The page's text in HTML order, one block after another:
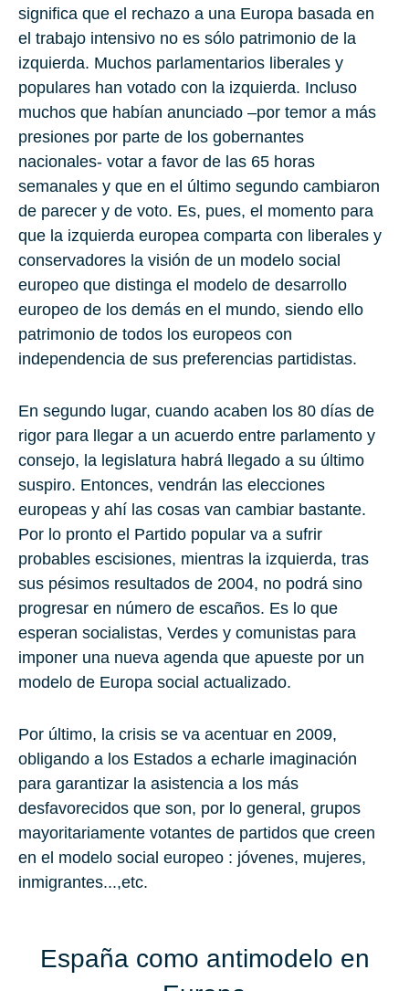
significa que el rechazo a una Europa basada en
el trabajo intensivo no es sólo patrimonio de la
izquierda. Muchos parlamentarios liberales y
populares han votado con la izquierda. Incluso
muchos que habían anunciado –por temor a más
presiones por parte de los gobernantes
nacionales- votar a favor de las 65 horas
semanales y que en el último segundo cambiaron
de parecer y de voto. Es, pues, el momento para
que la izquierda europea comparta con liberales y
conservadores la visión de un modelo social
europeo que distinga el modelo de desarrollo
europeo de los demás en el mundo, siendo ello
patrimonio de todos los europeos con
independencia de sus preferencias partidistas.
En segundo lugar, cuando acaben los 80 días de
rigor para llegar a un acuerdo entre parlamento y
consejo, la legislatura habrá llegado a su último
suspiro. Entonces, vendrán las elecciones
europeas y ahí las cosas van cambiar bastante.
Por lo pronto el Partido popular va a sufrir
probables escisiones, mientras la izquierda, tras
sus pésimos resultados de 2004, no podrá sino
progresar en número de escaños. Es lo que
esperan socialistas, Verdes y comunistas para
imponer una nueva agenda que apueste por un
modelo de Europa social actualizado.
Por último, la crisis se va acentuar en 2009,
obligando a los Estados a echarle imaginación
para garantizar la asistencia a los más
desfavorecidos que son, por lo general, grupos
mayoritariamente votantes de partidos que creen
en el modelo social europeo : jóvenes, mujeres,
inmigrantes...,etc.
España como antimodelo en